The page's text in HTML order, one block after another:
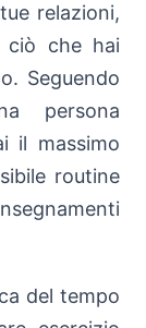
relazioni,
ciò che hai
Seguendo
persona
il massimo
routine
del tempo